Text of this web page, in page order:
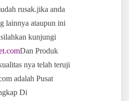
rusak.jika anda
lainnya ataupun ini
kunjungi
Dan Produk
nya telah teruji
adalah Pusat
Di